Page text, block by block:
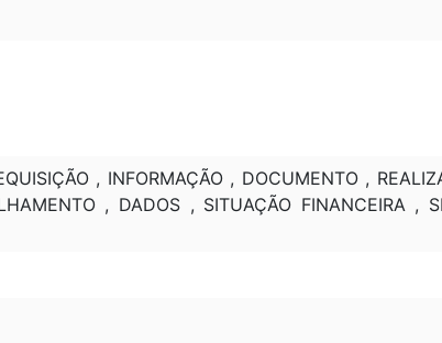
, INFORMAÇÃO , DOCUMENTO ,
, DADOS , SITUAÇÃO FINANCEIRA ,